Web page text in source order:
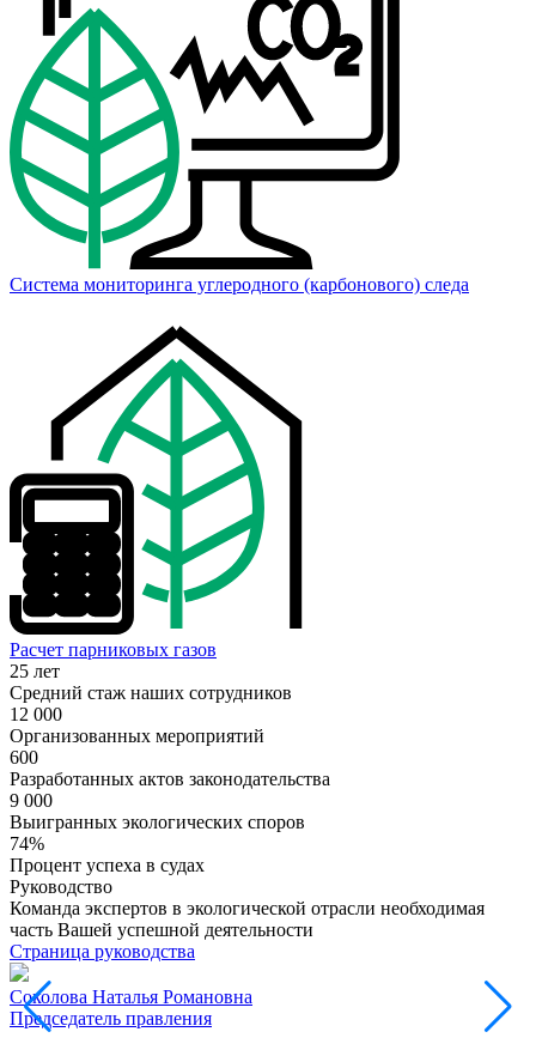
Система мониторинга углеродного (карбонового) следа
Расчет парниковых газов
25 лет
Средний стаж наших сотрудников
12 000
Организованных мероприятий
600
Разработанных актов законодательства
9 000
Выигранных экологических споров
74%
Процент успеха в судах
Руководство
Команда экспертов в экологической отрасли необходимая
часть Вашей успешной деятельности
Страница руководства
Соколова Наталья Романовна
Председатель правления